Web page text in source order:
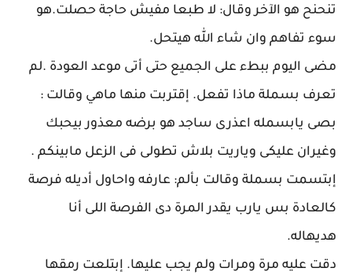
تنحنح هو الآخر وقال: لا طبعا مفيش حاجة حصلت.هو
سوء تفاهم وان شاء الله هيتحل.
مضى اليوم ببطء على الجميع حتى أتى موعد العودة .لم
تعرف بسملة ماذا تفعل. إقتربت منها ماهي وقالت :
بصى يابسمله اعذرى ساجد هو برضه معذور بيحبك
وغيران عليكى وياريت بلاش تطولى فى الزعل مابينكم .
إبتسمت بسملة وقالت بألم: عارفه واحاول أديله فرصة
كالعادة بس يارب يقدر المرة دى الفرصة اللى أنا
هديهاله.
دقت عليه مرة ومرات ولم يجب عليها. إبتلعت رمقها